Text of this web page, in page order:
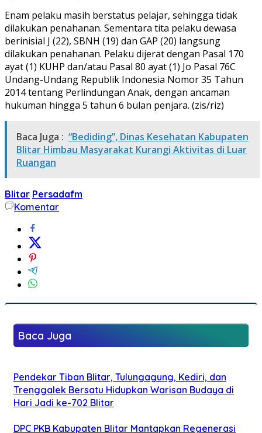
Enam pelaku masih berstatus pelajar, sehingga tidak
dilakukan penahanan. Sementara tita pelaku dewasa
berinisial J (22), SBNH (19) dan GAP (20) langsung
dilakukan penahanan. Pelaku dijerat dengan Pasal 170
ayat (1) KUHP dan/atau Pasal 80 ayat (1) Jo Pasal 76C
Undang-Undang Republik Indonesia Nomor 35 Tahun
2014 tentang Perlindungan Anak, dengan ancaman
hukuman hingga 5 tahun 6 bulan penjara. (zis/riz)
Baca Juga : “Bediding”, Dinas Kesehatan Kabupaten
Blitar Himbau Masyarakat Kurangi Aktivitas di Luar
Ruangan
Blitar Persadafm
Komentar
Baca Juga
Pendekar Tiban Blitar, Tulungagung, Kediri, dan
Trenggalek Bersatu Hidupkan Warisan Budaya di
Hari Jadi ke-702 Blitar
DPC PKB Kabupaten Blitar Mantapkan Regenerasi